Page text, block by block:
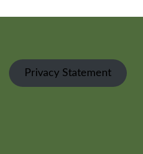
Privacy Statement